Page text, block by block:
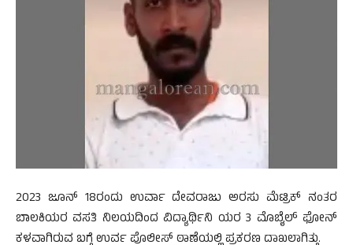
2023 ಜೂನ್ 18ರಂದು ಉರ್ವಾ ದೇವರಾಜು ಅರಸು ಮೆಟ್ರಿಕ್ ನಂತರ
ಬಾಲಕಿಯರ ವಸತಿ ನಿಲಯದಿಂದ ವಿದ್ಯಾರ್ಥಿನಿ ಯರ 3 ಮೊಬೈಲ್ ಫೋನ್
ಕಳವಾಗಿರುವ ಬಗ್ಗೆ ಉರ್ವ ಪೊಲೀಸ್ ಠಾಣೆಯಲ್ಲಿ ಪ್ರಕರಣ ದಾಖಲಾಗಿತ್ತು.